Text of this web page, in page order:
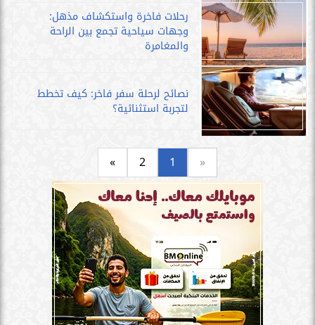
رحلات فاخرة واستكشاف مذهل:
وجهات سياحية تجمع بين الراحة
والمغامرة
نصائح لرحلة سفر فاخر: كيف تخطط
لتجربة استثنائية؟
«
1
2
»